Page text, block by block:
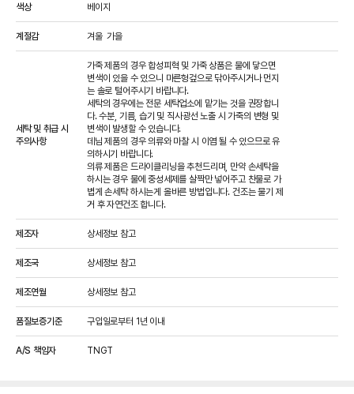
색상 베이지
계절감 겨울 가을
세탁 및 취급 시
주의사항
가죽 제품의 경우 합성피혁 및 가죽 상품은 물에 닿으면
변색이 있을 수 있으니 마른헝겊으로 닦아주시거나 먼지
는 솔로 털어주시기 바랍니다.
세탁의 경우에는 전문 세탁업소에 맡기는 것을 권장합니
다. 수분, 기름, 습기 및 직사광선 노출 시 가죽의 변형 및
변색이 발생할 수 있습니다.
데님 제품의 경우 의류와 마찰 시 이염 될 수 있으므로 유
의하시기 바랍니다.
의류 제품은 드라이클리닝을 추천드리며, 만약 손세탁을
하시는 경우 물에 중성세제를 살짝만 넣어주고 찬물로 가
볍게 손세탁 하시는게 올바른 방법입니다. 건조는 물기 제
거 후 자연건조 합니다.
제조자 상세정보 참고
제조국 상세정보 참고
제조연월 상세정보 참고
품질보증기준 구입일로부터 1년 이내
A/S 책임자 TNGT